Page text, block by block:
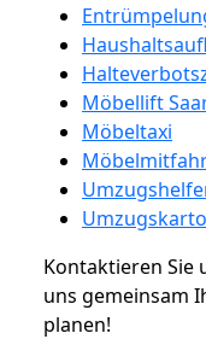
Möbellift
Möbeltaxi
Kontaktieren Sie
uns gemeinsam
planen!